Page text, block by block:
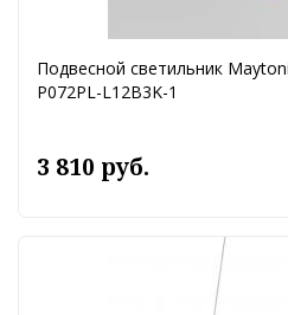
Подвесной светильник
P072PL-L12B3K-1
3 810 руб.